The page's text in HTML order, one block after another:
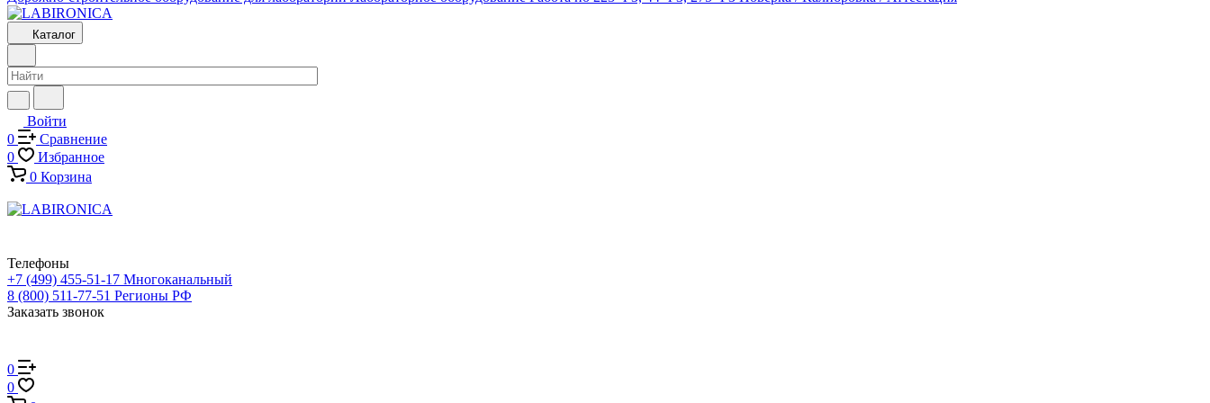
Каталог
Войти
0
Сравнение
0
Избранное
0 Корзина
Телефоны
+7 (499) 455-51-17 Многоканальный
8 (800) 511-77-51 Регионы РФ
Заказать звонок
0
0